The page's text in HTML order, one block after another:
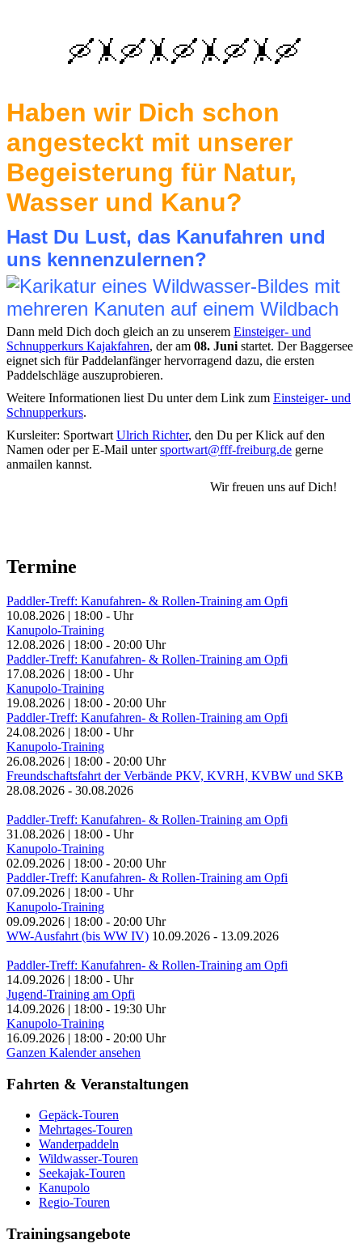
🛶🤸🛶🤸🛶🤸🛶🤸🛶
Haben wir Dich schon
angesteckt mit unserer
Begeisterung für Natur,
Wasser und Kanu?
Hast Du Lust, das Kanufahren und
uns kennenzulernen?
Dann meld Dich doch gleich an zu unserem Einsteiger- und
Schnupperkurs Kajakfahren, der am 08. Juni startet. Der Baggersee
eignet sich für Paddelanfänger hervorragend dazu, die ersten
Paddelschläge auszuprobieren.
Weitere Informationen liest Du unter dem Link zum Einsteiger- und
Schnupperkurs.
Kursleiter: Sportwart Ulrich Richter, den Du per Klick auf den
Namen oder per E-Mail untersportwart@fff-freiburg.de gerne
anmailen kannst.
Wir freuen uns auf Dich!
Termine
Paddler-Treff: Kanufahren- & Rollen-Training am Opfi
10.08.2026 | 18:00 - Uhr
Kanupolo-Training
12.08.2026 | 18:00 - 20:00 Uhr
Paddler-Treff: Kanufahren- & Rollen-Training am Opfi
17.08.2026 | 18:00 - Uhr
Kanupolo-Training
19.08.2026 | 18:00 - 20:00 Uhr
Paddler-Treff: Kanufahren- & Rollen-Training am Opfi
24.08.2026 | 18:00 - Uhr
Kanupolo-Training
26.08.2026 | 18:00 - 20:00 Uhr
Freundschaftsfahrt der Verbände PKV, KVRH, KVBW und SKB
28.08.2026 - 30.08.2026
Paddler-Treff: Kanufahren- & Rollen-Training am Opfi
31.08.2026 | 18:00 - Uhr
Kanupolo-Training
02.09.2026 | 18:00 - 20:00 Uhr
Paddler-Treff: Kanufahren- & Rollen-Training am Opfi
07.09.2026 | 18:00 - Uhr
Kanupolo-Training
09.09.2026 | 18:00 - 20:00 Uhr
WW-Ausfahrt (bis WW IV) 10.09.2026 - 13.09.2026
Paddler-Treff: Kanufahren- & Rollen-Training am Opfi
14.09.2026 | 18:00 - Uhr
Jugend-Training am Opfi
14.09.2026 | 18:00 - 19:30 Uhr
Kanupolo-Training
16.09.2026 | 18:00 - 20:00 Uhr
Ganzen Kalender ansehen
Fahrten & Veranstaltungen
Gepäck-Touren
Mehrtages-Touren
Wanderpaddeln
Wildwasser-Touren
Seekajak-Touren
Kanupolo
Regio-Touren
Trainingsangebote